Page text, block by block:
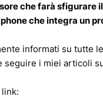
che farà sfigurare
che integra un
informati su tutte
seguire i miei articoli